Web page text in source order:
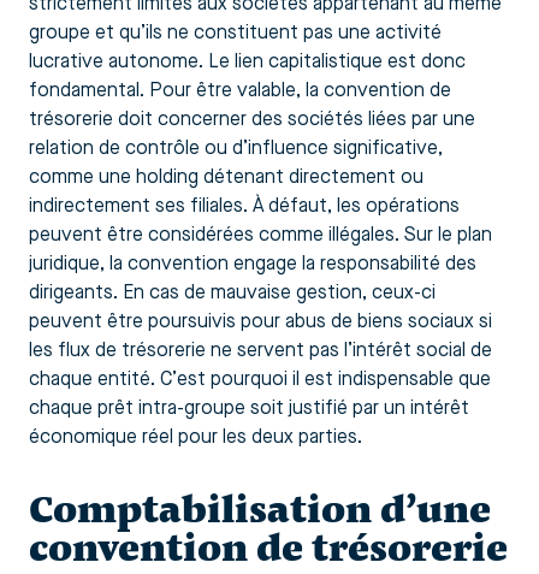
strictement limités aux sociétés appartenant au même
groupe et qu’ils ne constituent pas une activité
lucrative autonome. Le lien capitalistique est donc
fondamental. Pour être valable, la convention de
trésorerie doit concerner des sociétés liées par une
relation de contrôle ou d’influence significative,
comme une holding détenant directement ou
indirectement ses filiales. À défaut, les opérations
peuvent être considérées comme illégales. Sur le plan
juridique, la convention engage la responsabilité des
dirigeants. En cas de mauvaise gestion, ceux-ci
peuvent être poursuivis pour abus de biens sociaux si
les flux de trésorerie ne servent pas l’intérêt social de
chaque entité. C’est pourquoi il est indispensable que
chaque prêt intra-groupe soit justifié par un intérêt
économique réel pour les deux parties.
Comptabilisation d’une
convention de trésorerie